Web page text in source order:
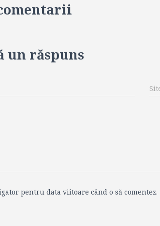
un răspuns
pentru data viitoare când o să comentez.